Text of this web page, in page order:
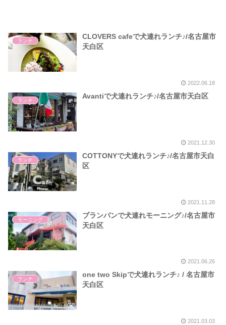
ランチ
CLOVERS cafeで犬連れランチ♪/名古屋市
天白区
2022.06.18
ランチ
Avantiで犬連れランチ♪/名古屋市天白区
2021.12.30
ランチ
COTTONYで犬連れランチ♪/名古屋市天白
区
2021.11.28
モーニング
ブランパンで犬連れモーニング♪/名古屋市
天白区
2021.06.26
ランチ
one two Skipで犬連れランチ♪ / 名古屋市
天白区
2021.03.03